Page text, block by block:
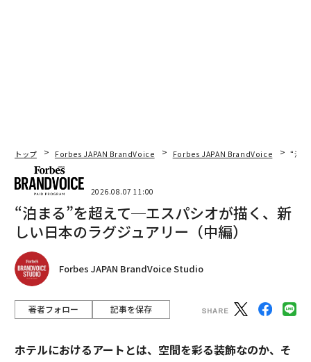
トップ Forbes JAPAN BrandVoice Forbes JAPAN BrandVoice “泊
2026.08.07 11:00
“泊まる”を超えて─エスパシオが描く、新
しい日本のラグジュアリー（中編）
Forbes JAPAN BrandVoice Studio
著者フォロー 記事を保存
ホテルにおけるアートとは、空間を彩る装飾なのか、そ